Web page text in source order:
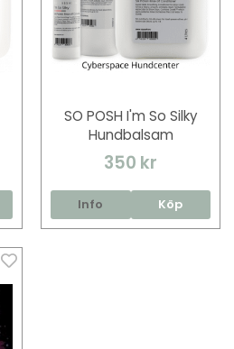
SO POSH I'm So Silky
Hundbalsam
350 kr
Info Köp